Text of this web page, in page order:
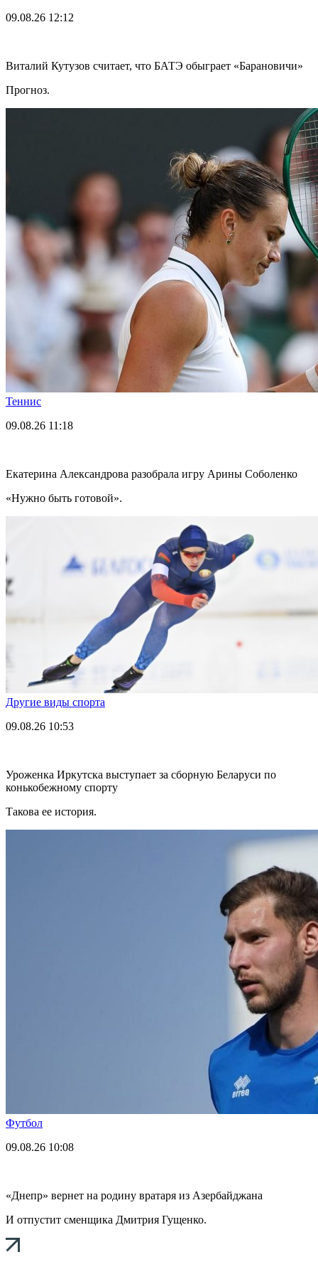
09.08.26 12:12
Виталий Кутузов считает, что БАТЭ обыграет «Барановичи»
Прогноз.
Теннис
09.08.26 11:18
Екатерина Александрова разобрала игру Арины Соболенко
«Нужно быть готовой».
Другие виды спорта
09.08.26 10:53
Уроженка Иркутска выступает за сборную Беларуси по
конькобежному спорту
Такова ее история.
Футбол
09.08.26 10:08
«Днепр» вернет на родину вратаря из Азербайджана
И отпустит сменщика Дмитрия Гущенко.